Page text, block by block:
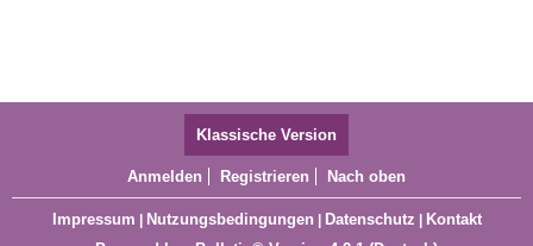
Klassische Version
Anmelden Registrieren Nach oben
Impressum Nutzungsbedingungen Datenschutz
Kontakt